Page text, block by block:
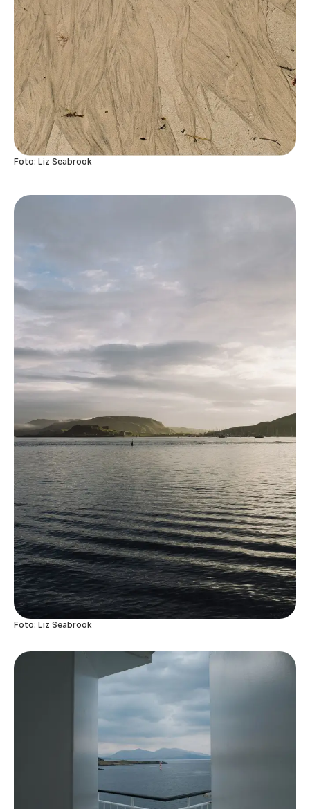
Foto: Liz Seabrook
Foto: Liz Seabrook